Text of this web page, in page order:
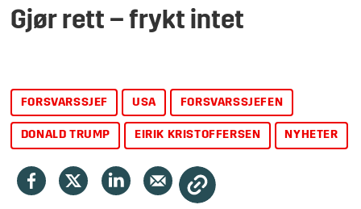
Gjør rett – frykt intet
FORSVARSSJEF USA FORSVARSSJEFEN
DONALD TRUMP EIRIK KRISTOFFERSEN NYHETER